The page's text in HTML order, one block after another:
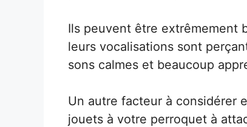
Ils peuvent être extrêmement
leurs vocalisations sont
sons calmes et beaucoup
Un autre facteur à considérer
jouets à votre perroquet à